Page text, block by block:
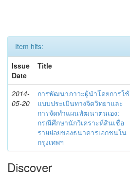
Item hits:
Issue
Date
Title
2014-
05-20
การพัฒนาภาวะผู้นำโดยการใช้
แบบประเมินทางจิตวิทยาและ
การจัดทำแผนพัฒนาตนเอง:
กรณีศึกษานักวิเคราะห์สินเชื่อ
รายย่อยของธนาคารเอกชนใน
กรุงเทพฯ
Discover